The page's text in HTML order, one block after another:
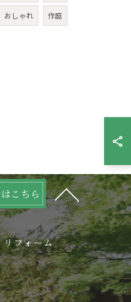
おしゃれ 作庭
こちら
リフォーム